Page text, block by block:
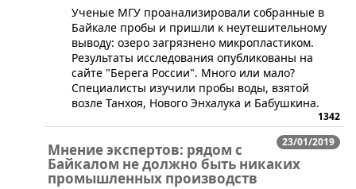
​Ученые МГУ проанализировали собранные в
Байкале пробы и пришли к неутешительному
выводу: озеро загрязнено микропластиком.
Результаты исследования опубликованы на
сайте "Берега России". Много или мало?
Специалисты изучили пробы воды, взятой
возле Танхоя, Нового Энхалука и Бабушкина.
1342
23/01/2019
Мнение экспертов: рядом с
Байкалом не должно быть никаких
промышленных производств